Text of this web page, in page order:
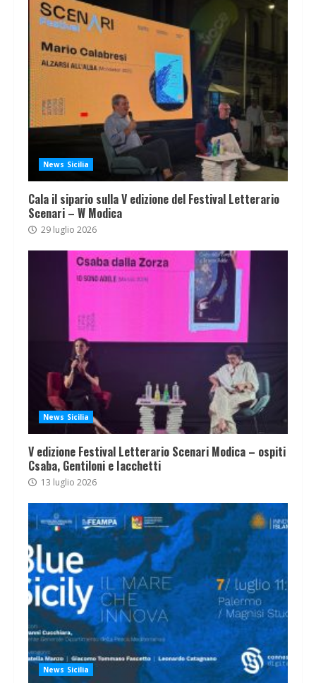
News Sicilia
Cala il sipario sulla V edizione del Festival Letterario
Scenari – W Modica
29 luglio 2026
News Sicilia
V edizione Festival Letterario Scenari Modica – ospiti
Csaba, Gentiloni e Iacchetti
13 luglio 2026
News Sicilia